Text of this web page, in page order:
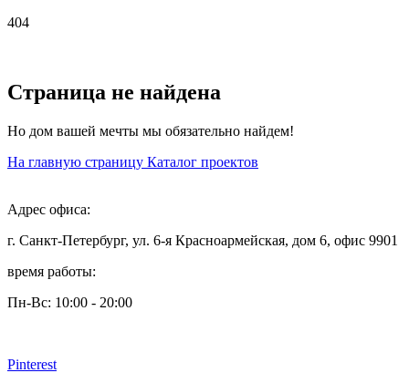
404
Страница не найдена
Но дом вашей мечты мы обязательно найдем!
На главную страницу Каталог проектов
Адрес офиса:
г. Санкт-Петербург, ул. 6-я Красноармейская, дом 6, офис 9901
время работы:
Пн-Вс: 10:00 - 20:00
Pinterest